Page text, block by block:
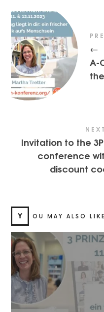
←
A-
Invitation to the
conference
discount
Y OU MAY ALSO LIKE